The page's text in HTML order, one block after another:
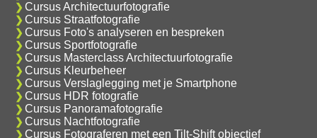
Cursus Architectuurfotografie
Cursus Straatfotografie
Cursus Foto's analyseren en bespreken
Cursus Sportfotografie
Cursus Masterclass Architectuurfotografie
Cursus Kleurbeheer
Cursus Verslaglegging met je Smartphone
Cursus HDR fotografie
Cursus Panoramafotografie
Cursus Nachtfotografie
Cursus Fotograferen met een Tilt-Shift objectief